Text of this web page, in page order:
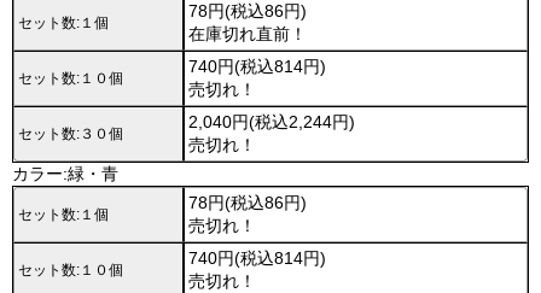
セット数:１個
78円(税込86円)
在庫切れ直前！
セット数:１０個
740円(税込814円)
売切れ！
セット数:３０個
2,040円(税込2,244円)
売切れ！
カラー:緑・青
セット数:１個
78円(税込86円)
売切れ！
セット数:１０個
740円(税込814円)
売切れ！